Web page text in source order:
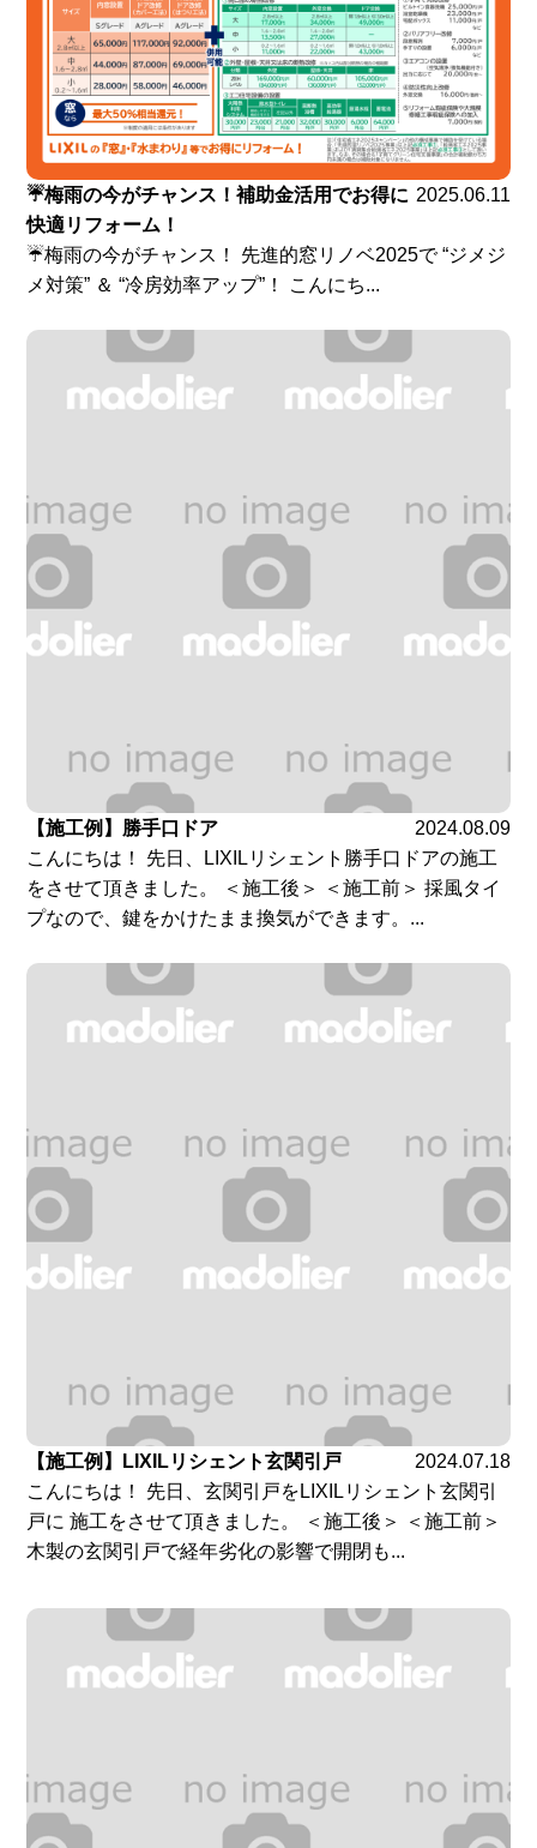
☔梅雨の今がチャンス！補助金活用でお得に
快適リフォーム！
2025.06.11
☔梅雨の今がチャンス！ 先進的窓リノベ2025で “ジメジ
メ対策” ＆ “冷房効率アップ”！ こんにち...
【施工例】勝手口ドア
2024.08.09
こんにちは！ 先日、LIXILリシェント勝手口ドアの施工
をさせて頂きました。 ＜施工後＞ ＜施工前＞ 採風タイ
プなので、鍵をかけたまま換気ができます。...
【施工例】LIXILリシェント玄関引戸
2024.07.18
こんにちは！ 先日、玄関引戸をLIXILリシェント玄関引
戸に 施工をさせて頂きました。 ＜施工後＞ ＜施工前＞
木製の玄関引戸で経年劣化の影響で開閉も...